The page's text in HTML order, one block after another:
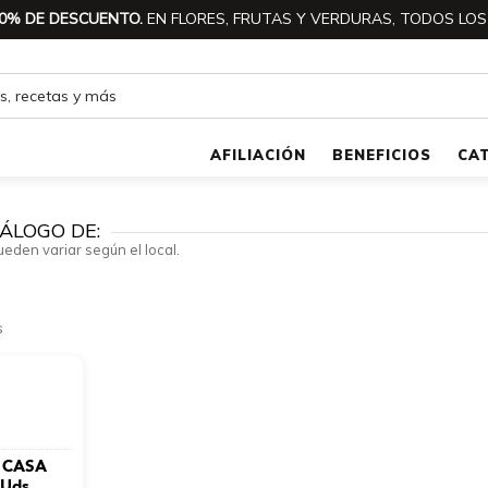
DE DESCUENTO. EN FLORES, FRUTAS Y VERDURAS, TODOS
AFILIACIÓN BENEFICIOS
DE:
variar según el local.